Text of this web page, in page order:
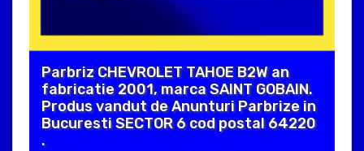
Parbriz CHEVROLET TAHOE B2W an
fabricatie 2001, marca SAINT GOBAIN.
Produs vandut de Anunturi Parbrize in
Bucuresti SECTOR 6 cod postal 64220
.